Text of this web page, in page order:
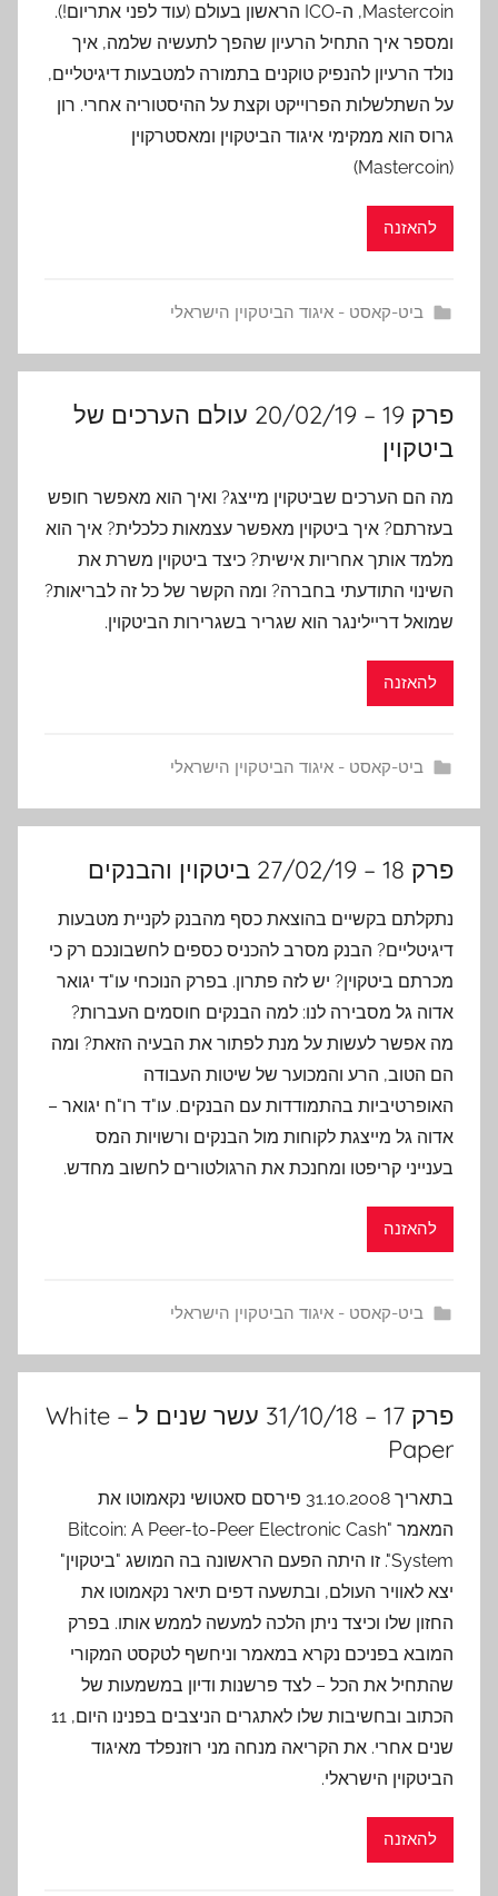
Mastercoin, ה-ICO הראשון בעולם (עוד לפני אתריום!).
ומספר איך התחיל הרעיון שהפך לתעשיה שלמה, איך
נולד הרעיון להנפיק טוקנים בתמורה למטבעות דיגיטליים,
על השתלשלות הפרוייקט וקצת על ההיסטוריה אחרי. רון
גרוס הוא ממקימי איגוד הביטקוין ומאסטרקוין
(Mastercoin)
להאזנה
ביט-קאסט - איגוד הביטקוין הישראלי
פרק 19 – 20/02/19 עולם הערכים של
ביטקוין
מה הם הערכים שביטקוין מייצג? ואיך הוא מאפשר חופש
בעזרתם? איך ביטקוין מאפשר עצמאות כלכלית? איך הוא
מלמד אותך אחריות אישית? כיצד ביטקוין משרת את
השינוי התודעתי בחברה? ומה הקשר של כל זה לבריאות?
שמואל דריילינגר הוא שגריר בשגרירות הביטקוין.
להאזנה
ביט-קאסט - איגוד הביטקוין הישראלי
פרק 18 – 27/02/19 ביטקוין והבנקים
נתקלתם בקשיים בהוצאת כסף מהבנק לקניית מטבעות
דיגיטליים? הבנק מסרב להכניס כספים לחשבונכם רק כי
מכרתם ביטקוין? יש לזה פתרון. בפרק הנוכחי עו"ד יגואר
אדוה גל מסבירה לנו: למה הבנקים חוסמים העברות?
מה אפשר לעשות על מנת לפתור את הבעיה הזאת? ומה
הם הטוב, הרע והמכוער של שיטות העבודה
האופרטיביות בהתמודדות עם הבנקים. עו"ד רו"ח יגואר –
אדוה גל מייצגת לקוחות מול הבנקים ורשויות המס
בענייני קריפטו ומחנכת את הרגולטורים לחשוב מחדש.
להאזנה
ביט-קאסט - איגוד הביטקוין הישראלי
פרק 17 – 31/10/18 עשר שנים ל – White
Paper
בתאריך 31.10.2008 פירסם סאטושי נקאמוטו את
המאמר "Bitcoin: A Peer-to-Peer Electronic Cash
System". זו היתה הפעם הראשונה בה המושג "ביטקוין"
יצא לאוויר העולם, ובתשעה דפים תיאר נקאמוטו את
החזון שלו וכיצד ניתן הלכה למעשה לממש אותו. בפרק
המובא בפניכם נקרא במאמר וניחשף לטקסט המקורי
שהתחיל את הכל – לצד פרשנות ודיון במשמעות של
הכתוב ובחשיבות שלו לאתגרים הניצבים בפנינו היום, 11
שנים אחרי. את הקריאה מנחה מני רוזנפלד מאיגוד
הביטקוין הישראלי.
להאזנה